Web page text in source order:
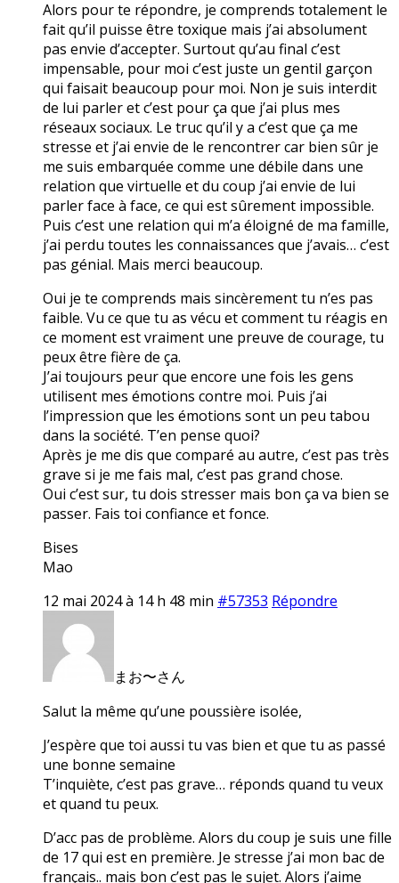
Alors pour te répondre, je comprends totalement le
fait qu’il puisse être toxique mais j’ai absolument
pas envie d’accepter. Surtout qu’au final c’est
impensable, pour moi c’est juste un gentil garçon
qui faisait beaucoup pour moi. Non je suis interdit
de lui parler et c’est pour ça que j’ai plus mes
réseaux sociaux. Le truc qu’il y a c’est que ça me
stresse et j’ai envie de le rencontrer car bien sûr je
me suis embarquée comme une débile dans une
relation que virtuelle et du coup j’ai envie de lui
parler face à face, ce qui est sûrement impossible.
Puis c’est une relation qui m’a éloigné de ma famille,
j’ai perdu toutes les connaissances que j’avais… c’est
pas génial. Mais merci beaucoup.
Oui je te comprends mais sincèrement tu n’es pas
faible. Vu ce que tu as vécu et comment tu réagis en
ce moment est vraiment une preuve de courage, tu
peux être fière de ça.
J’ai toujours peur que encore une fois les gens
utilisent mes émotions contre moi. Puis j’ai
l’impression que les émotions sont un peu tabou
dans la société. T’en pense quoi?
Après je me dis que comparé au autre, c’est pas très
grave si je me fais mal, c’est pas grand chose.
Oui c’est sur, tu dois stresser mais bon ça va bien se
passer. Fais toi confiance et fonce.
Bises
Mao
12 mai 2024 à 14 h 48 min #57353 Répondre
まお〜さん
Salut la même qu’une poussière isolée,
J’espère que toi aussi tu vas bien et que tu as passé
une bonne semaine
T’inquiète, c’est pas grave… réponds quand tu veux
et quand tu peux.
D’acc pas de problème. Alors du coup je suis une fille
de 17 qui est en première. Je stresse j’ai mon bac de
français.. mais bon c’est pas le sujet. Alors j’aime